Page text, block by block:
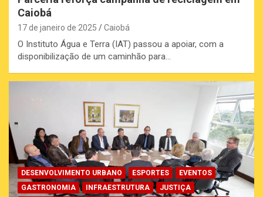
Caiobá
17 de janeiro de 2025 Caiobá
O Instituto Água e Terra (IAT) passou a apoiar, com a
disponibilização de um caminhão para…
DESENVOLVIMENTO URBANO ESPORTES
EVENTOS
GASTRONOMIA
INFRAESTRUTURA
JUSTIÇA